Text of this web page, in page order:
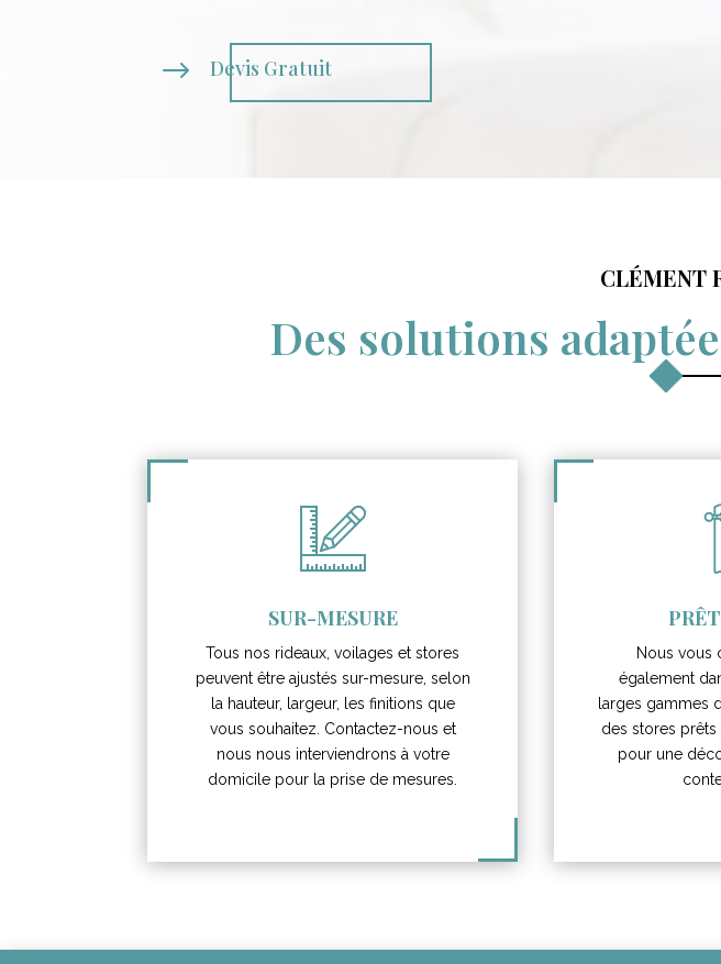
$ Devis Gratuit
CLÉMENT
Des solutions
SUR-MESURE
Tous nos rideaux, voilages et stores
peuvent être ajustés sur-mesure, selon
la hauteur, largeur, les finitions que
vous souhaitez. Contactez-nous et
nous nous interviendrons à votre
domicile pour la prise de mesures.
Nous vous
également
larges gammes
des stores prêts
pour une